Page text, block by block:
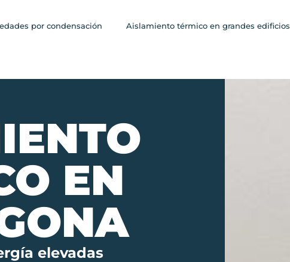
por condensación Aislamiento térmico en grandes edificios
EN
elevadas